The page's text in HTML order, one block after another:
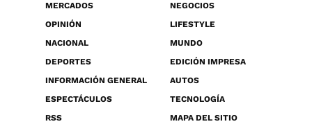
MERCADOS
NEGOCIOS
OPINIÓN
LIFESTYLE
NACIONAL
MUNDO
DEPORTES
EDICIÓN IMPRESA
INFORMACIÓN GENERAL
AUTOS
ESPECTÁCULOS
TECNOLOGÍA
RSS
MAPA DEL SITIO